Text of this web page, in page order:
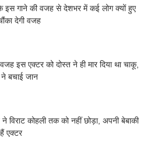
गाने की वजह से देशभर में कई लोग क्यों हुए
देगी वजह
इस एक्टर को दोस्त ने ही मार दिया था चाकू,
बचाई जान
ने विराट कोहली तक को नहीं छोड़ा, अपनी बेबाकी
एक्टर